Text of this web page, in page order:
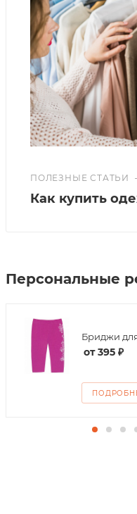
ПОЛЕЗНЫЕ СТАТЬИ
Как купить
Персональные
Бриджи
от395 ₽